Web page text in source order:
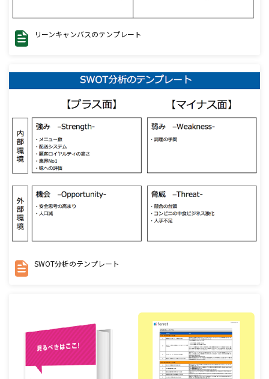
リーンキャンバスのテンプレート
SWOT分析のテンプレート